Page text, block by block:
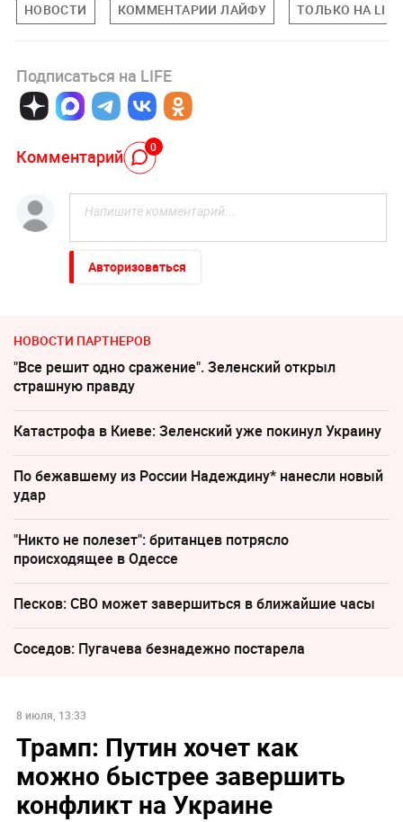
НОВОСТИ КОММЕНТАРИИ ЛАЙФУ ТОЛЬКО НА LIFE
Подписаться на LIFE
Комментарий 0
Авторизоваться
НОВОСТИ ПАРТНЕРОВ
"Все решит одно сражение". Зеленский открыл
страшную правду
Катастрофа в Киеве: Зеленский уже покинул Украину
По бежавшему из России Надеждину* нанесли новый
удар
"Никто не полезет": британцев потрясло
происходящее в Одессе
Песков: СВО может завершиться в ближайшие часы
Соседов: Пугачева безнадежно постарела
8 июля, 13:33
Трамп: Путин хочет как
можно быстрее завершить
конфликт на Украине